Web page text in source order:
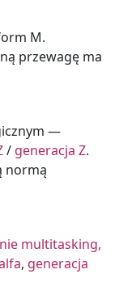
M.
przewagę ma
—
/ generacja Z.
normą
multitasking,
, generacja